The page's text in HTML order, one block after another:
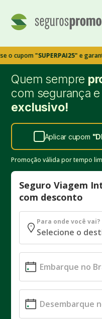
"SUPERPAI25"e garanta25%
Quem sempre
com segurança
exclusivo!
Aplicar cupom "
Promoção válida por tempo
Seguro Viagem
com desconto
Para onde você vai?